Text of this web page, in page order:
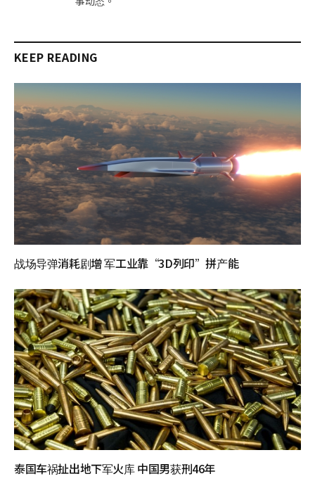
KEEP READING
战场导弹消耗剧增 军工业靠“3D列印”拼产能
泰国车祸扯出地下军火库 中国男获刑46年